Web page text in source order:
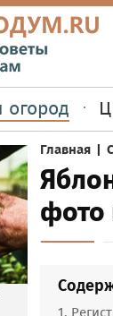
огород
Главная |
фото